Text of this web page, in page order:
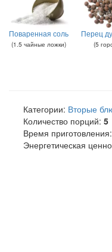
Поваренная соль
(1.5 чайные ложки)
Перец
(5
Категории: Вторые
Количество порций: 5
Время приготовления:
Энергетическая